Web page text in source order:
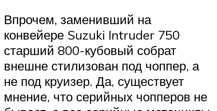
Впрочем, заменивший на
конвейере Suzuki Intruder 750
старший 800-кубовый собрат
внешне стилизован под чоппер, а
не под круизер. Да, существует
мнение, что серийных чопперов не